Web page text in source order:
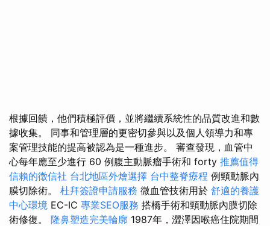
根據回饋，他們積極評價，並將繼續系統性的品質改進和數
據收集。 同事和管理層的更密切參與以及個人領導力和專
案管理技能的提高被認為是一種進步。 審查發現，血管中
心每年應至少進行 60 例腹主動脈瘤手術和 forty 推薦值得
信賴的徵信社 台北地區外燴選擇 台中整脊療程 例頸動脈內
膜切除術。 杜拜簽證申請服務 微血管技術用於 舒適的養護
中心環境 EC-IC 專業SEO服務 搭橋手術和頸動脈內膜切除
術修復。 隆鼻塑造完美輪廓 1987年，澀澤因喉癌住院期間